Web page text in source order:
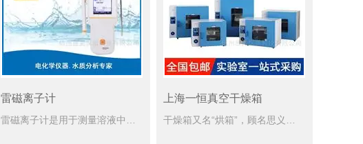
雷磁离子计
雷磁离子计是用于测量溶液中离子浓度的电化学分析仪器。测量H+的也属于离子计，我们一般称其PH计或酸度计，一般人们指的离子计是指测量除H+以外其他离子的电化学仪器。
上海一恒真空干燥箱
干燥箱又名“烘箱”，顾名思义，采用电加热方式进行鼓风循环干燥试验，分为鼓风干燥和真空干燥两种，鼓风干燥就是通过循环风机吹出热风，保证箱内温度平衡，真空干燥是采用真空泵将箱内的空气抽出，让箱内大气压低于...